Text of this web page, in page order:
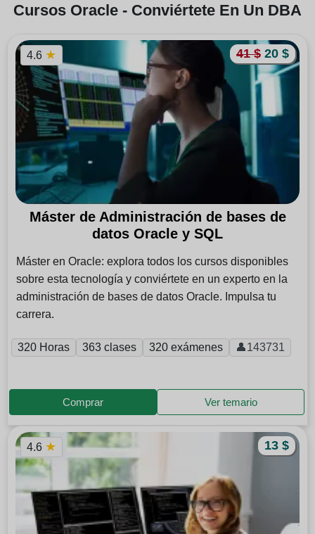
Cursos Oracle - Conviértete En Un DBA
Máster de Administración de bases de
datos Oracle y SQL
41 $ 20 $
Máster en Oracle: explora todos los cursos disponibles
sobre esta tecnología y conviértete en un experto en la
administración de bases de datos Oracle. Impulsa tu
carrera.
4.6 ★
320 Horas 363 clases 320 exámenes 👤143731
Comprar Ver temario
13 $
4.6 ★